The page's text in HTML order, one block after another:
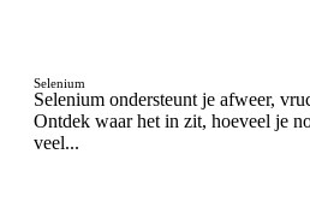
Selenium
Selenium ondersteunt je afweer,
Ontdek waar het in zit, hoeveel je
veel...